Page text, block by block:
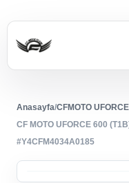
Anasayfa/CFMOTO
CF MOTO UFORCE 600
#Y4CFM4034A0185